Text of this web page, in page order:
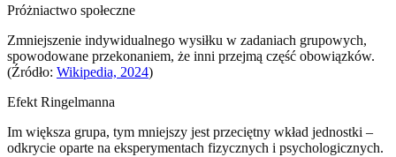
Próżniactwo społeczne
Zmniejszenie indywidualnego wysiłku w zadaniach grupowych,
spowodowane przekonaniem, że inni przejmą część obowiązków.
(Źródło: Wikipedia, 2024)
Efekt Ringelmanna
Im większa grupa, tym mniejszy jest przeciętny wkład jednostki –
odkrycie oparte na eksperymentach fizycznych i psychologicznych.